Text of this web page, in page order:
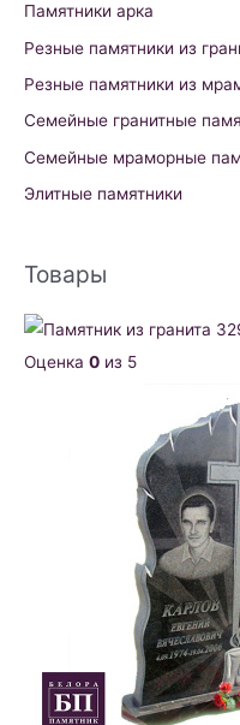
Памятники арка
Резные памятники из
Резные памятники из
Семейные гранитные
Семейные мраморные
Элитные памятники
Товары
Оценка 0 из 5